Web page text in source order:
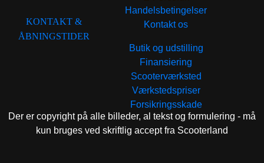
KONTAKT &
ÅBNINGSTIDER
Handelsbetingelser
Kontakt os
Butik og udstilling
Finansiering
Scooterværksted
Værkstedspriser
Forsikringsskade
Der er copyright på alle billeder, al tekst og formulering - må
kun bruges ved skriftlig accept fra Scooterland